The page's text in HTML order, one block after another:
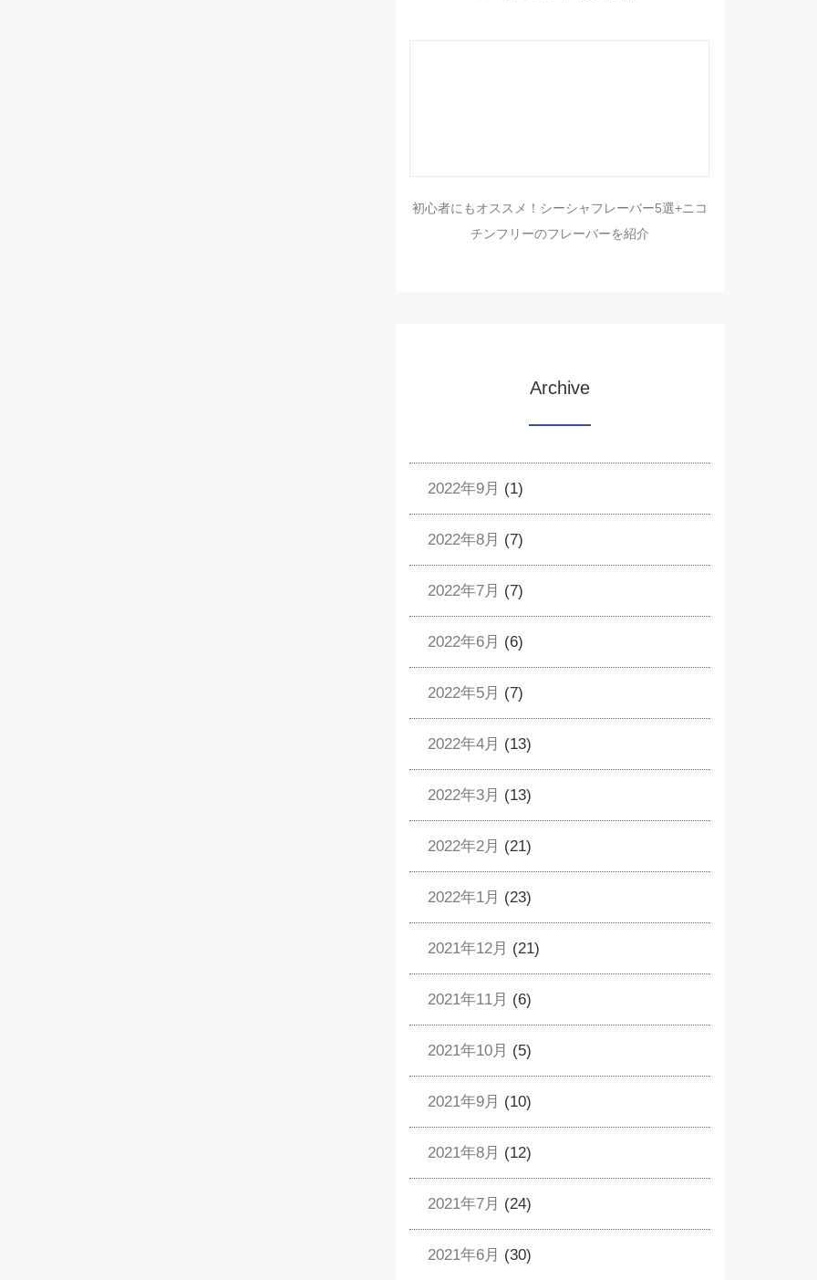
初心者にもオススメ！シーシャフレーバー5選+ニコ
チンフリーのフレーバーを紹介
Archive
2022年9月 (1)
2022年8月 (7)
2022年7月 (7)
2022年6月 (6)
2022年5月 (7)
2022年4月 (13)
2022年3月 (13)
2022年2月 (21)
2022年1月 (23)
2021年12月 (21)
2021年11月 (6)
2021年10月 (5)
2021年9月 (10)
2021年8月 (12)
2021年7月 (24)
2021年6月 (30)